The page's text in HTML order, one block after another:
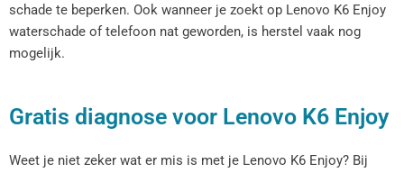
schade te beperken. Ook wanneer je zoekt op Lenovo K6 Enjoy
waterschade of telefoon nat geworden, is herstel vaak nog
mogelijk.
Gratis diagnose voor Lenovo K6 Enjoy
Weet je niet zeker wat er mis is met je Lenovo K6 Enjoy? Bij